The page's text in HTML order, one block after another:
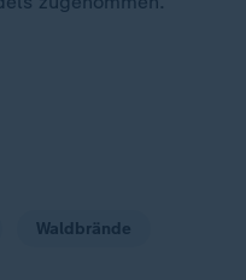
Waldbrände